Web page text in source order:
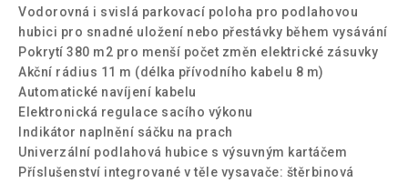
Vodorovná i svislá parkovací poloha pro podlahovou
hubici pro snadné uložení nebo přestávky během vysávání
Pokrytí 380 m2 pro menší počet změn elektrické zásuvky
Akční rádius 11 m (délka přívodního kabelu 8 m)
Automatické navíjení kabelu
Elektronická regulace sacího výkonu
Indikátor naplnění sáčku na prach
Univerzální podlahová hubice s výsuvným kartáčem
Příslušenství integrované v těle vysavače: štěrbinová